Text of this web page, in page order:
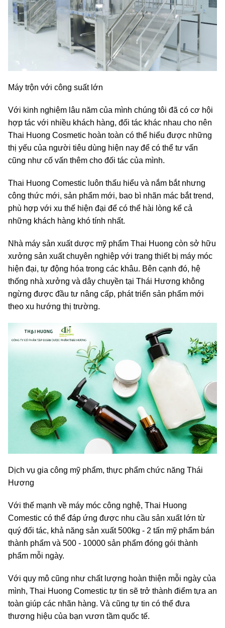
Máy trộn với công suất lớn
Với kinh nghiệm lâu năm của mình chúng tôi đã có cơ hội
hợp tác với nhiều khách hàng, đối tác khác nhau cho nên
Thai Huong Cosmetic hoàn toàn có thể hiểu được những
thị yếu của người tiêu dùng hiện nay để có thể tư vấn
cũng như cố vấn thêm cho đối tác của mình.
Thai Huong Comestic luôn thấu hiểu và nắm bắt nhưng
công thức mới, sản phẩm mới, bao bì nhãn mác bắt trend,
phù hợp với xu thế hiện đại để có thể hài lòng kể cả
những khách hàng khó tính nhất.
Nhà máy sản xuất dược mỹ phẩm Thai Huong còn sở hữu
xưởng sản xuất chuyên nghiệp với trang thiết bị máy móc
hiện đại, tự động hóa trong các khâu. Bên cạnh đó, hệ
thống nhà xưởng và dây chuyền tại Thái Hương không
ngừng được đầu tư nâng cấp, phát triển sản phẩm mới
theo xu hướng thị trường.
Dịch vụ gia công mỹ phẩm, thực phẩm chức năng Thái
Hương
Với thế mạnh về máy móc công nghệ, Thai Huong
Comestic có thể đáp ứng được nhu cầu sản xuất lớn từ
quý đối tác, khả năng sản xuất 500kg - 2 tấn mỹ phẩm bán
thành phẩm và 500 - 10000 sản phẩm đóng gói thành
phẩm mỗi ngày.
Với quy mô cũng như chất lượng hoàn thiện mỗi ngày của
mình, Thai Huong Comestic tự tin sẽ trở thành điểm tựa an
toàn giúp các nhãn hàng. Và cũng tự tin có thể đưa
thương hiệu của bạn vươn tầm quốc tế.